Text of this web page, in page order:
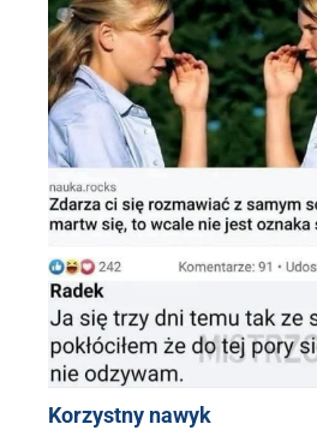
Korzystny nawyk